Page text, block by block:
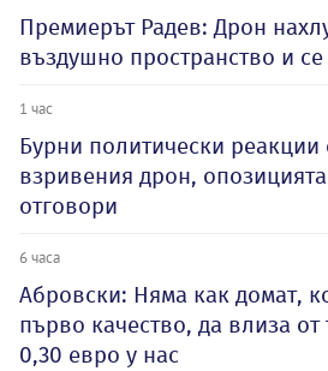
Премиерът Радев: Дрон
въздушно пространство и
1 час
Бурни политически реакции
взривения дрон,
отговори
6 часа
Абровски: Няма как домат,
първо качество, да влиза от
0,30 евро у нас